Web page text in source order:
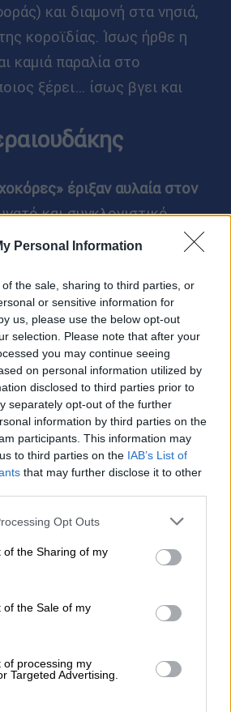
Personal Information
the sale, sharing to third parties, or
or sensitive information for
us, please use the below opt-out
selection. Please note that after your
you may continue seeing
on personal information utilized by
disclosed to third parties prior to
separately opt-out of the further
information by third parties on the
participants. This information may
to third parties on the IAB’s List of
that may further disclose it to other
app uses one or more Google
or usage behaviour. You may click to
to Google and its third-party tags to
specified purposes in below Google
Opt Outs
of the Sharing of my
of the Sale of my
of processing my
Targeted Advertising.
και διαμονή στα νησιά,
κοροϊδίας. Ίσως ήρθε η
καμιά παραλία στο
ξέρει… ίσως βγει και
έριξαν αυλαία στον
και συγκλονιστικό
σκηνοθεσία, το
τον πυρήνα μίας
φετινές τηλεοπτικές
αποτυπώνει με ωμό και
τις ανθρώπινες σχέσεις, οι
μέσα από το πρίσμα
μεταξύ καταπιεζόμενου
και
μας
εποχής τρομοκρατίας και
τόπος ιερός και
και όπου σε κάθε λαμπερό
κι ένα σκοτεινό υπόγειο
κύκλο του
«Maestro»
στο MEGA μόλις την